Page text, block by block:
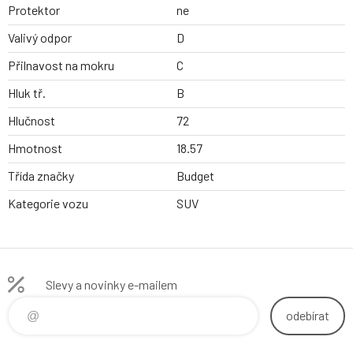
Protektor
ne
Valivý odpor
D
Přilnavost na mokru
C
Hluk tř.
B
Hlučnost
72
Hmotnost
18.57
Třída značky
Budget
Kategorie vozu
SUV
Slevy a novinky e-mailem
odebírat